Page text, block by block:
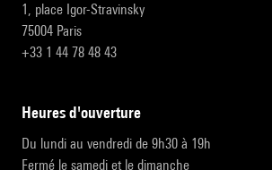
1, place Igor-Stravinsky
75004 Paris
+33 1 44 78 48 43
heures d'ouverture
Du lundi au vendredi de 9h30 à 19h
Fermé le samedi et le dimanche